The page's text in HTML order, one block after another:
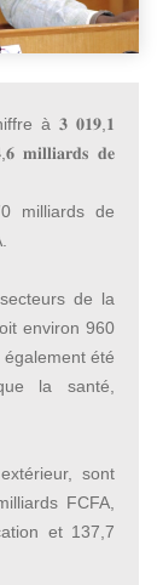
à 𝟑 𝟎𝟏𝟗,𝟏
𝐦𝐢𝐥𝐥𝐢𝐚𝐫𝐝𝐬 𝐝𝐞
milliards de
de la
environ 960
été
la santé,
sont
FCFA,
et 137,7